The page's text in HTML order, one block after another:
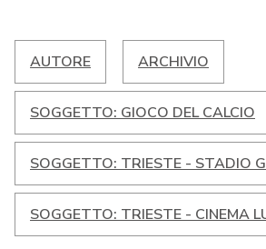
AUTORE ARCHIVIO
SOGGETTO: GIOCO DEL CALCIO
SOGGETTO: TRIESTE - STADIO
SOGGETTO: TRIESTE - CINEMA